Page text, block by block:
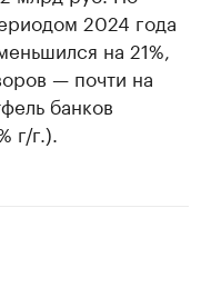
2024 года
на 21%,
— почти на
банков
г/г.).